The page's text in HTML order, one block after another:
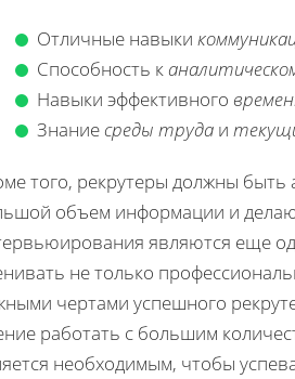
Отличные навыки
Способность к
Навыки эффективного
Знаниесреды труда и
того, рекрутеры должны
объем информации и
являются еще
не только
чертами успешного
работать с большим
необходимым, чтобы